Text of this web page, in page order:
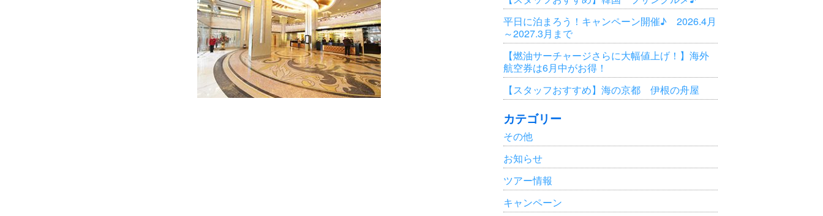
平日に泊まろう！キャンペーン開催♪ 2026.4月
～2027.3月まで
【燃油サーチャージさらに大幅値上げ！】海外
航空券は6月中がお得！
【スタッフおすすめ】海の京都 伊根の舟屋
カテゴリー
その他
お知らせ
ツアー情報
キャンペーン